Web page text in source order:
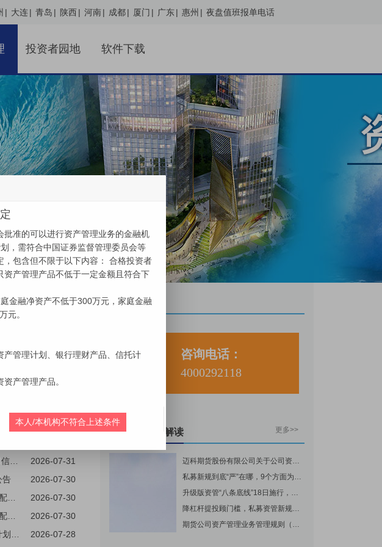
| 大连| 青岛 | 陕西| 河南| 成都| 厦门 | 广东| 惠州 | 夜盘值班报单电话
投资者园地 软件下载
更多>>
2026-07-31
迈科锦弘资产管理计划2026年7月信息披露报告
2026-07-31
迈科瑞茂资产管理计划2026年7月信息披露报告
2026-07-31
迈科宁夏文投产业基金资产管理计划2026年7月信息披露报告
2026-07-31
2026-07-30
告
2026-07-30
2026-07-30
2026-07-28
我要咨询
咨询电话：
4000292118
更多>>
资管政策与解读
迈科期货股份有限公司关于公司资管产品执行增值税政策的公告
私募新规到底“严”在哪，9个方面为你解读
升级版资管“八条底线”18日施行，五大变化重度改变私募
降杠杆提投顾门槛，私募资管新规强监管重规范
期货公司资产管理业务管理规则（试行）